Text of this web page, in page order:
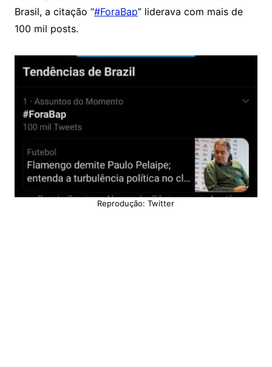
Brasil, a citação “#ForaBap” liderava com mais de
100 mil posts.
Reprodução: Twitter